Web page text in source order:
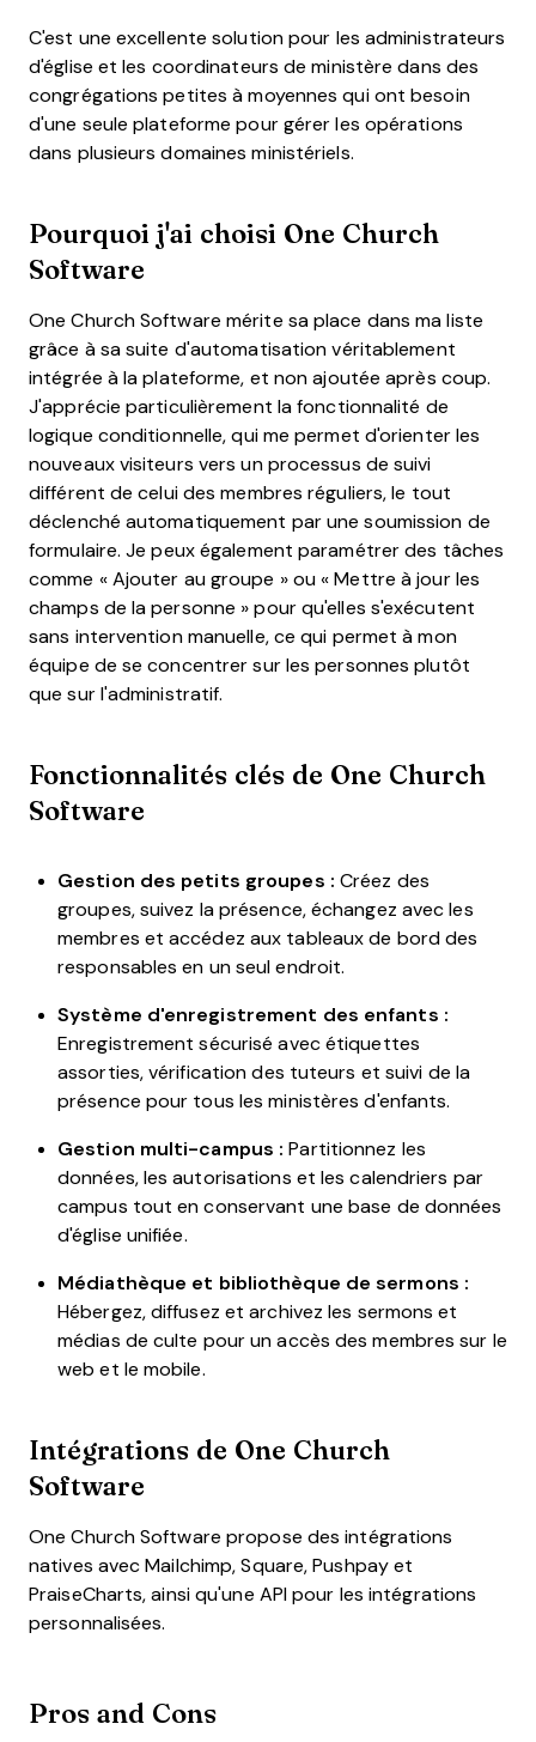
C'est une excellente solution pour les administrateurs
d'église et les coordinateurs de ministère dans des
congrégations petites à moyennes qui ont besoin
d'une seule plateforme pour gérer les opérations
dans plusieurs domaines ministériels.
Pourquoi j'ai choisi One Church
Software
One Church Software mérite sa place dans ma liste
grâce à sa suite d'automatisation véritablement
intégrée à la plateforme, et non ajoutée après coup.
J'apprécie particulièrement la fonctionnalité de
logique conditionnelle, qui me permet d'orienter les
nouveaux visiteurs vers un processus de suivi
différent de celui des membres réguliers, le tout
déclenché automatiquement par une soumission de
formulaire. Je peux également paramétrer des tâches
comme « Ajouter au groupe » ou « Mettre à jour les
champs de la personne » pour qu'elles s'exécutent
sans intervention manuelle, ce qui permet à mon
équipe de se concentrer sur les personnes plutôt
que sur l'administratif.
Fonctionnalités clés de One Church
Software
Gestion des petits groupes : Créez des
groupes, suivez la présence, échangez avec les
membres et accédez aux tableaux de bord des
responsables en un seul endroit.
Système d'enregistrement des enfants :
Enregistrement sécurisé avec étiquettes
assorties, vérification des tuteurs et suivi de la
présence pour tous les ministères d'enfants.
Gestion multi-campus : Partitionnez les
données, les autorisations et les calendriers par
campus tout en conservant une base de données
d'église unifiée.
Médiathèque et bibliothèque de sermons :
Hébergez, diffusez et archivez les sermons et
médias de culte pour un accès des membres sur le
web et le mobile.
Intégrations de One Church
Software
One Church Software propose des intégrations
natives avec Mailchimp, Square, Pushpay et
PraiseCharts, ainsi qu'une API pour les intégrations
personnalisées.
Pros and Cons